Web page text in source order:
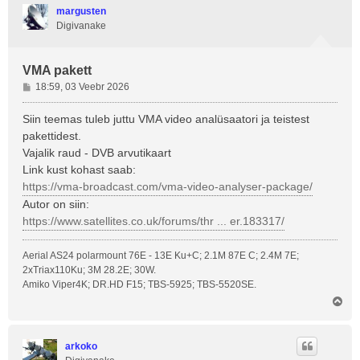
margusten
Digivanake
VMA pakett
P
o
s
t
u
s
18:59, 03 Veebr 2026
Siin teemas tuleb juttu VMA video analüsaatori ja teistest
pakettidest.
Vajalik raud - DVB arvutikaart
Link kust kohast saab:
https://vma-broadcast.com/vma-video-analyser-package/
Autor on siin:
https://www.satellites.co.uk/forums/thr ... er.183317/
Aerial AS24 polarmount 76E - 13E Ku+C; 2.1M 87E C; 2.4M 7E;
2xTriax110Ku; 3M 28.2E; 30W.
Amiko Viper4K; DR.HD F15; TBS-5925; TBS-5520SE.
arkoko